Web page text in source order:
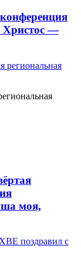
—
моя,